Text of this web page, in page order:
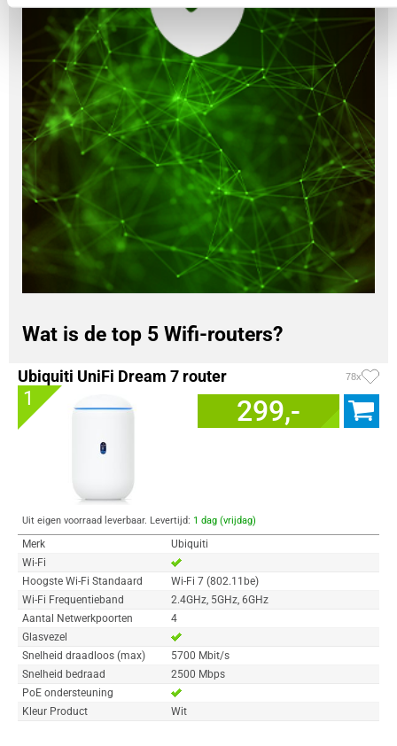
Wat is de top 5 Wifi-routers?
Ubiquiti UniFi Dream 7 router 78x
1 299,-
Uit eigen voorraad leverbaar. Levertijd: 1 dag (vrijdag)
Merk
Ubiquiti
Wi-Fi
Hoogste Wi-Fi Standaard
Wi-Fi 7 (802.11be)
Wi-Fi Frequentieband
2.4GHz, 5GHz, 6GHz
Aantal Netwerkpoorten
4
Glasvezel
Snelheid draadloos (max)
5700 Mbit/s
Snelheid bedraad
2500 Mbps
PoE ondersteuning
Kleur Product
Wit